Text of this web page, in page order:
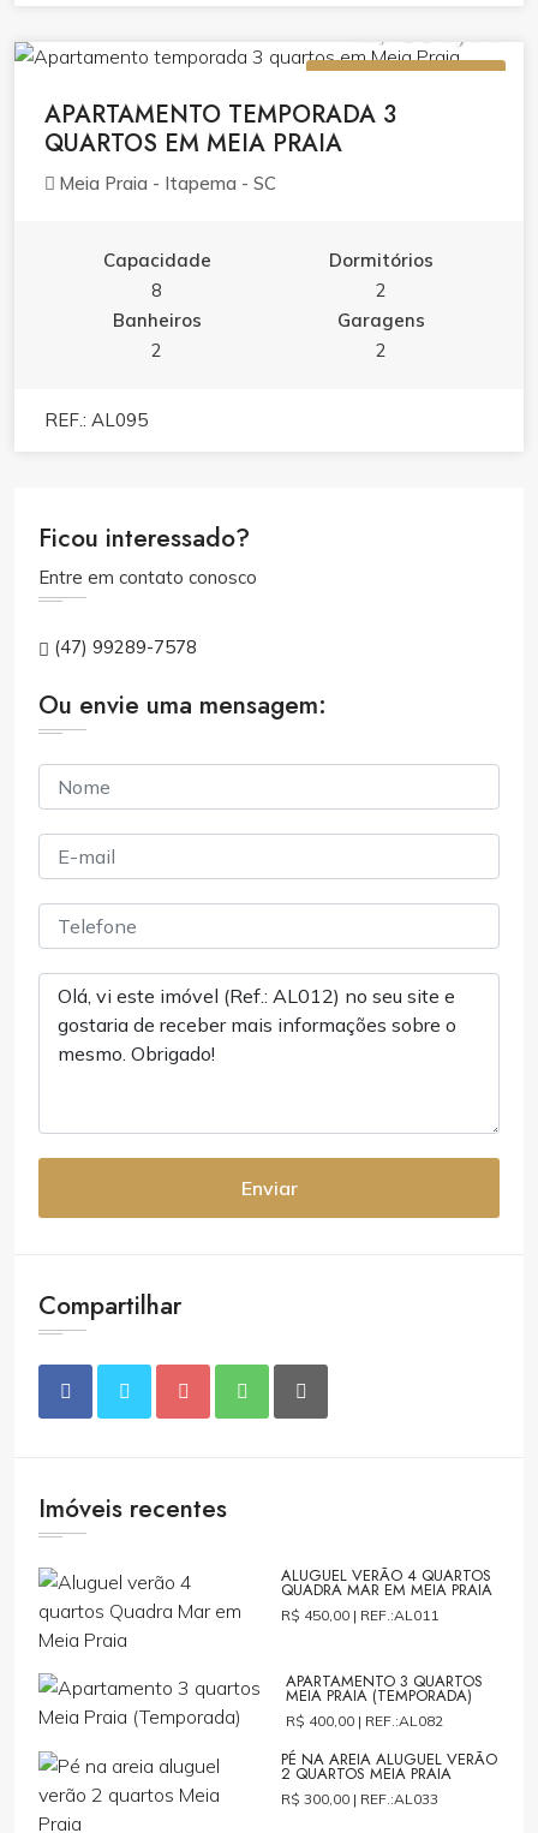
R$ 380,00
APARTAMENTO TEMPORADA 3
QUARTOS EM MEIA PRAIA
Meia Praia - Itapema - SC
Capacidade
8
Dormitórios
2
Banheiros
2
Garagens
2
REF.: AL095
Ficou interessado?
Entre em contato conosco
(47) 99289-7578
Ou envie uma mensagem:
Enviar
Compartilhar
Imóveis recentes
ALUGUEL VERÃO 4 QUARTOS
QUADRA MAR EM MEIA PRAIA
R$ 450,00 | REF.:AL011
APARTAMENTO 3 QUARTOS
MEIA PRAIA (TEMPORADA)
R$ 400,00 | REF.:AL082
PÉ NA AREIA ALUGUEL VERÃO
2 QUARTOS MEIA PRAIA
R$ 300,00 | REF.:AL033